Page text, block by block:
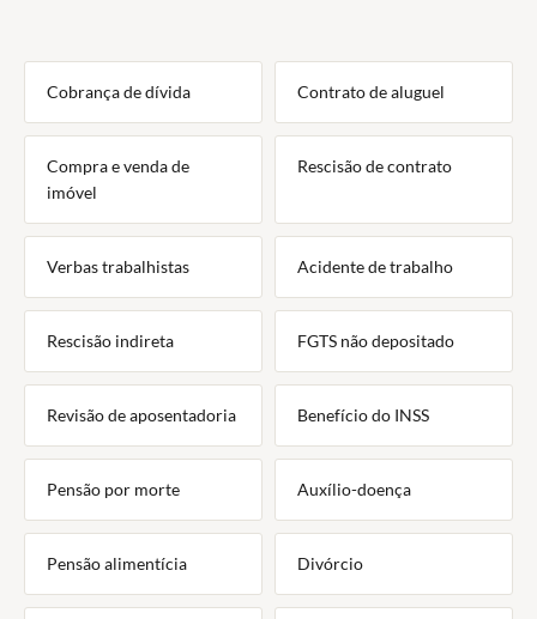
Cobrança de dívida Contrato de aluguel
Compra e venda de
imóvel
Rescisão de contrato
Verbas trabalhistas Acidente de trabalho
Rescisão indireta FGTS não depositado
Revisão de aposentadoria Benefício do INSS
Pensão por morte Auxílio-doença
Pensão alimentícia Divórcio